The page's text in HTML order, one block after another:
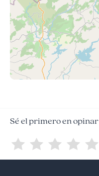
Sé el primero en opinar